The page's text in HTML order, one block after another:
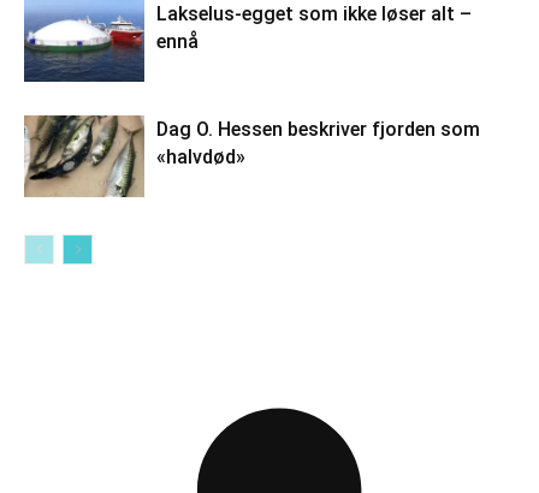
Lakselus-egget som ikke løser alt –
ennå
Dag O. Hessen beskriver fjorden som
«halvdød»